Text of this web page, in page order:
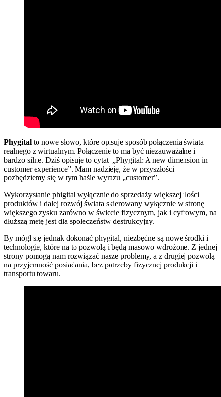
Phygital to nowe słowo, które opisuje sposób połączenia świata
realnego z wirtualnym. Połączenie to ma być niezauważalne i
bardzo silne. Dziś opisuje to cytat „Phygital: A new dimension in
customer experience”. Mam nadzieję, że w przyszłości
pozbędziemy się w tym haśle wyrazu „customer”.
Wykorzystanie phigital wyłącznie do sprzedaży większej ilości
produktów i dalej rozwój świata skierowany wyłącznie w stronę
większego zysku zarówno w świecie fizycznym, jak i cyfrowym, na
dłuższą metę jest dla społeczeństw destrukcyjny.
By mógł się jednak dokonać phygital, niezbędne są nowe środki i
technologie, które na to pozwolą i będą masowo wdrożone. Z jednej
strony pomogą nam rozwiązać nasze problemy, a z drugiej pozwolą
na przyjemność posiadania, bez potrzeby fizycznej produkcji i
transportu towaru.